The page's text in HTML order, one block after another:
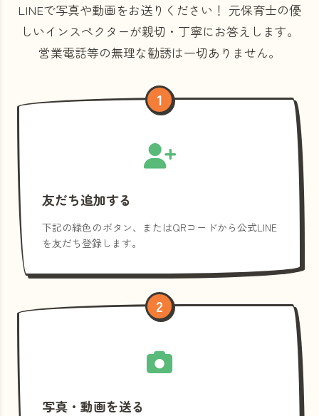
LINEで写真や動画をお送りください！ 元保育士の優
しいインスペクターが親切・丁寧にお答えします。
営業電話等の無理な勧誘は一切ありません。
1
友だち追加する
下記の緑色のボタン、またはQRコードから公式LINE
を友だち登録します。
2
写真・動画を送る